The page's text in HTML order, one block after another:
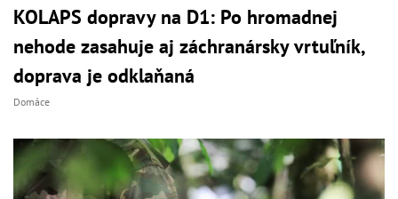
KOLAPS dopravy na D1: Po hromadnej
nehode zasahuje aj záchranársky vrtuľník,
doprava je odklaňaná
Domáce